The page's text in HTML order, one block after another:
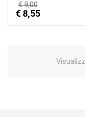
€ 9,00
€ 8,55